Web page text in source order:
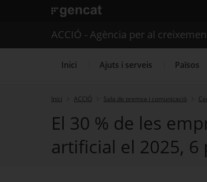
. Obre en una nova finestra.
Serveis d'internacionalització
ACCIÓ - Agència per al
Inici Ajuts i serveis Països
Inici ACCIÓ Sala de premsa i comunicació
El 30 % de les
artificial el 2025, 6